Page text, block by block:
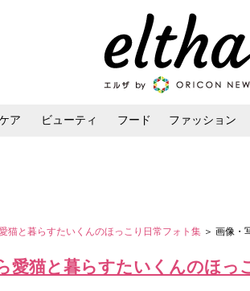
ア ビューティ フード ファッション
猫と暮らすたいくんのほっこり日常フォト集 ＞ 画像・
猫と暮らすたいくんのほっ